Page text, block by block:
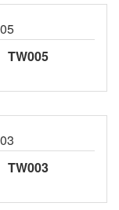
TW005
TW003